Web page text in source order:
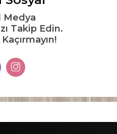
Medya
Takip Edin.